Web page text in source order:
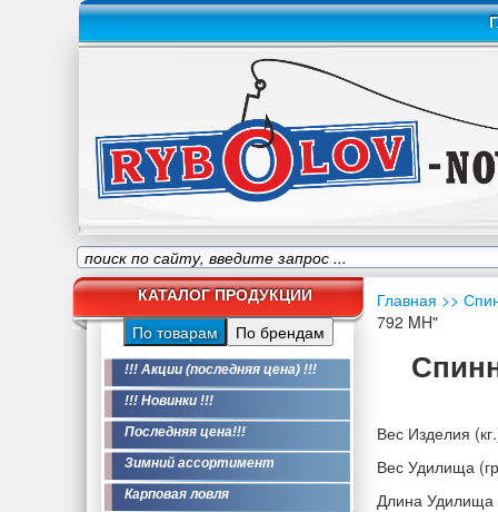
КАТАЛОГ ПРОДУКЦИИ
По товарам По брендам
!!! Акции (последняя цена) !!!
!!! Новинки !!!
Последняя цена!!!
Зимний ассортимент
Карповая ловля
Главная >>
792 MH"
Вес Изделия
Вес Удилища
Длина